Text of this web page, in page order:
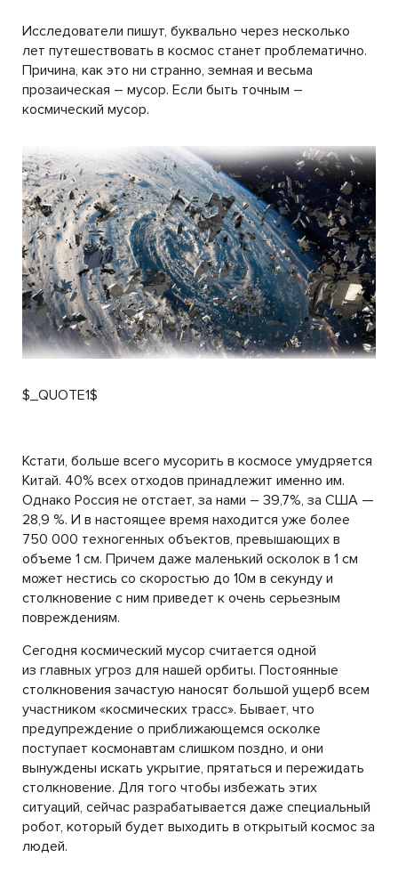
Исследователи пишут, буквально через несколько
лет путешествовать в космос станет проблематично.
Причина, как это ни странно, земная и весьма
прозаическая – мусор. Если быть точным –
космический мусор.
$_QUOTE1$
Кстати, больше всего мусорить в космосе умудряется
Китай. 40% всех отходов принадлежит именно им.
Однако Россия не отстает, за нами – 39,7%, за США —
28,9 %. И в настоящее время находится уже более
750 000 техногенных объектов, превышающих в
объеме 1 см. Причем даже маленький осколок в 1 см
может нестись со скоростью до 10м в секунду и
столкновение с ним приведет к очень серьезным
повреждениям.
Сегодня космический мусор считается одной
из главных угроз для нашей орбиты. Постоянные
столкновения зачастую наносят большой ущерб всем
участником «космических трасс». Бывает, что
предупреждение о приближающемся осколке
поступает космонавтам слишком поздно, и они
вынуждены искать укрытие, прятаться и пережидать
столкновение. Для того чтобы избежать этих
ситуаций, сейчас разрабатывается даже специальный
робот, который будет выходить в открытый космос за
людей.